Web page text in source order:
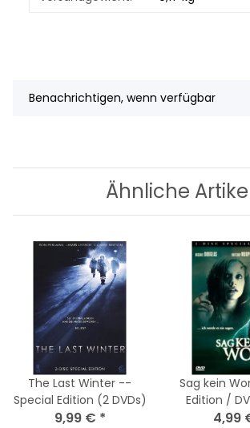
Benachrichtigen, wenn verfügbar
Ähnliche
The Last Winter --
Special Edition (2 DVDs)
9,99 € *
Sag kein
Edition /
4,99